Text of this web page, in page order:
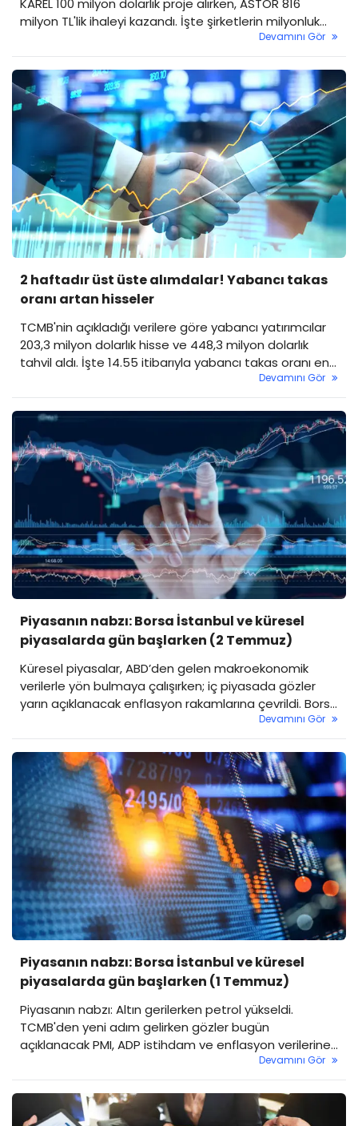
milyon TL'lik ihaleyi kazandı. İşte şirketlerin milyonluk
Devamını Gör
2 haftadır üst üste alımdalar! Yabancı takas
oranı artan hisseler
TCMB'nin açıkladığı verilere göre yabancı yatırımcılar
203,3 milyon dolarlık hisse ve 448,3 milyon dolarlık
tahvil aldı. İşte 14.55 itibarıyla yabancı takas oranı en
Devamını Gör
Piyasanın nabzı: Borsa İstanbul ve küresel
piyasalarda gün başlarken (2 Temmuz)
Küresel piyasalar, ABD’den gelen makroekonomik
verilerle yön bulmaya çalışırken; iç piyasada gözler
yarın açıklanacak enflasyon rakamlarına çevrildi. Borsa
İstanbul'un yeni güne dengeli bir başlangıç yapması
bekleniyor.
Devamını Gör
Piyasanın nabzı: Borsa İstanbul ve küresel
piyasalarda gün başlarken (1 Temmuz)
Piyasanın nabzı: Altın gerilerken petrol yükseldi.
TCMB'den yeni adım gelirken gözler bugün
açıklanacak PMI, ADP istihdam ve enflasyon verilerine
Devamını Gör